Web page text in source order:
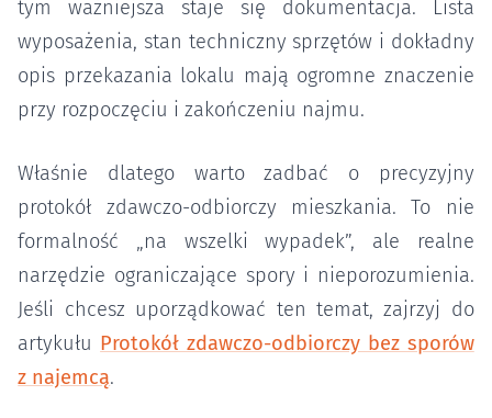
tym ważniejsza staje się dokumentacja. Lista
wyposażenia, stan techniczny sprzętów i dokładny
opis przekazania lokalu mają ogromne znaczenie
przy rozpoczęciu i zakończeniu najmu.
Właśnie dlatego warto zadbać o precyzyjny
protokół zdawczo-odbiorczy mieszkania. To nie
formalność „na wszelki wypadek”, ale realne
narzędzie ograniczające spory i nieporozumienia.
Jeśli chcesz uporządkować ten temat, zajrzyj do
artykułu Protokół zdawczo-odbiorczy bez sporów
z najemcą.